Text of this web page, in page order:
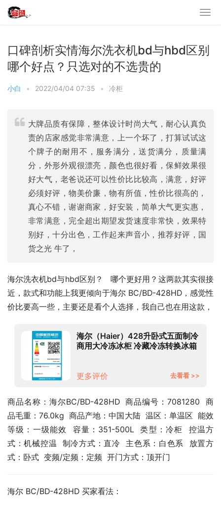
口碑剖析实情海尔洗衣机bd与hbd区别
哪个好点？只选对的不选贵的
小白 • 2022/04/04 07:35 • 冷柜
大牌品质有保障，整体设计时尚大气，耐心认真负
责的店家感觉非常满意，上一个坏了，打算试试这
个牌子的耐用不，服务满分，送货满分，质量满
分，外形外观很漂亮，颜色也很好看，保鲜效果很
好大气，老爸说还可以性价比比较高，满意，好评
必须好评，物美价廉，物有所值，性价比很高的，
真心不错，谢谢商家，好安装，简单大气更实惠，
非常满意，完全超出期望发货速度非常快，效果特
别好，十分出色，工作起来声音小，推荐好评，国
货之光 牛了，
海尔洗衣机bd与hbd区别？   哪个更好用？这两款其实很接
近，款式和功能上我更倾向于海尔 BC/BD-428HD，感觉性
价比要高一些，主要还是看个人选择，我自己也在用这款，
海尔（Haier）428升卧式五面制冷
商用大冷冻冰柜 冷藏冷冻转换冰箱
更多评价 去看看 >>
商品名称：海尔BC/BD-428HD  商品编号：7081280  商
品毛重：76.0kg  商品产地：中国大陆  温区：单温区  能效
等级：一级能效  容量：351-500L  类型：冷柜  控温方
式：机械控温  制冷方式：直冷  主色系：白色系  放置方
式：卧式  变频/定频：定频  开门方式：顶开门
海尔 BC/BD-428HD 买家看法：